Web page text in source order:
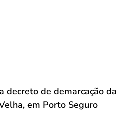
decreto de demarcação da
em Porto Seguro